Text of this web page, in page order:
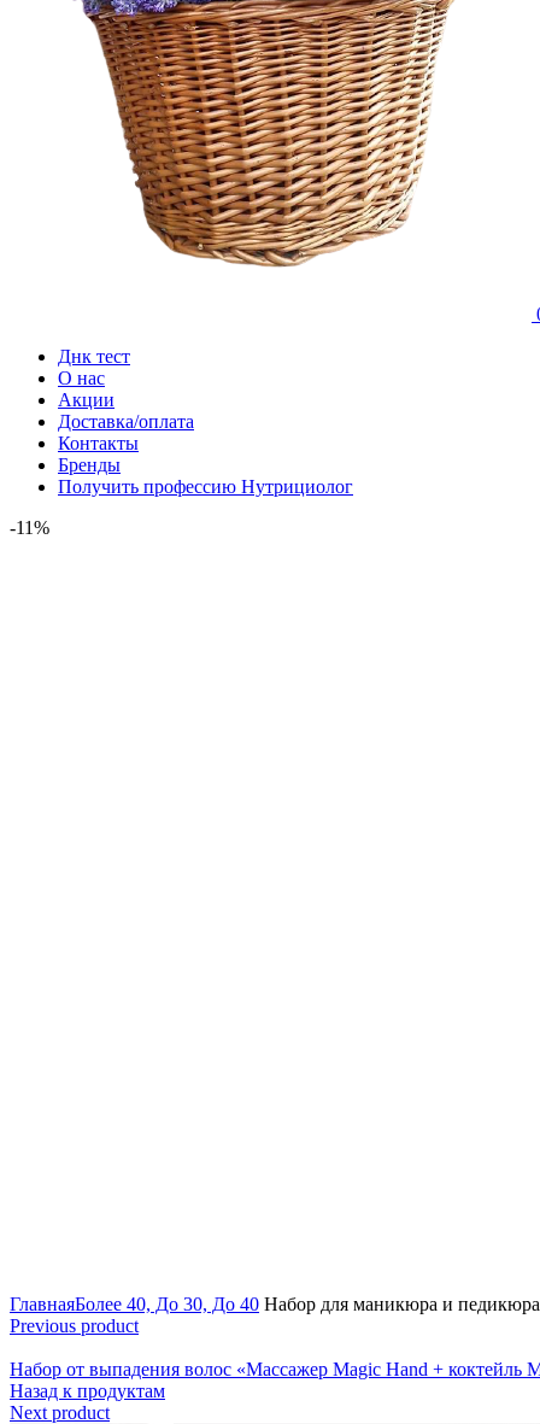
Днк тест
О нас
Акции
Доставка/оплата
Контакты
Бренды
Получить профессию Нутрициолог
-11%
ГлавнаяБолее 40, До 30, До 40 Набор для маникюра и
Previous product
Набор от выпадения волос «Массажер Magic Hand + коктейль
Назад к продуктам
Next product